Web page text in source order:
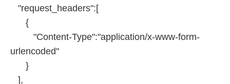
"request_headers":[
{
"Content-Type":"application/x-www-form-
urlencoded"
}
],